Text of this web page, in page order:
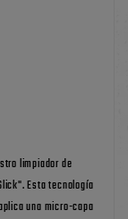
limpiador de
Esta tecnología
una micro-capa